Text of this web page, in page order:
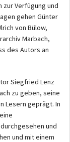
zur Verfügung und
gehen Günter
von Bülow,
Marbach,
des Autors an
Siegfried Lenz
zu geben, seine
Lesern geprägt. In
und
und mit einem